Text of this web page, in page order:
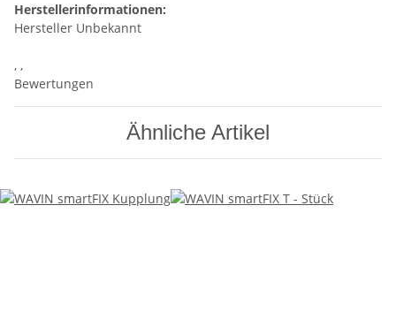
Herstellerinformationen:
Hersteller Unbekannt
, ,
Bewertungen
Ähnliche Artikel